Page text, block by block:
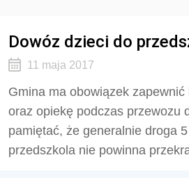
Dowóz dzieci do
11 maja 2017
Gmina ma obowiązek zapewnić
oraz opiekę podczas przewozu
pamiętać, że generalnie droga
przedszkola nie powinna